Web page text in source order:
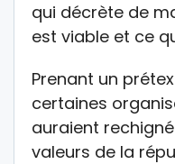
qui décrète de
est viable et ce
Prenant un
certaines
auraient
valeurs de la